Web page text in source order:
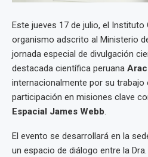
Este jueves 17 de julio, el Instituto
organismo adscrito al Ministerio
jornada especial de divulgación
destacada científica peruana
internacionalmente por su trabajo
participación en misiones clave
Espacial James Webb.
El evento se desarrollará en la
un espacio de diálogo entre la